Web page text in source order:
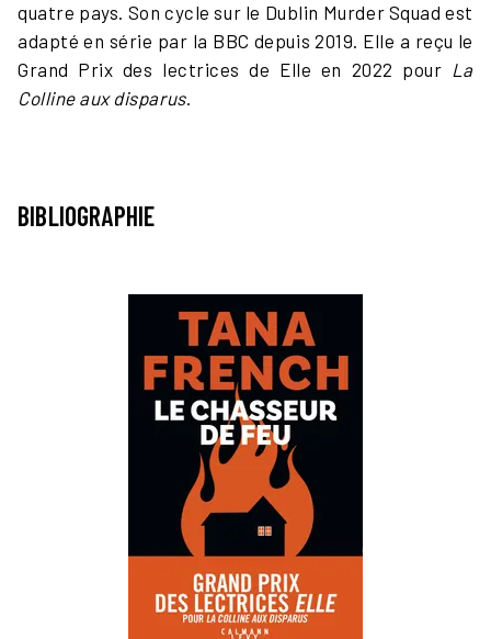
quatre pays. Son cycle sur le Dublin Murder Squad est
adapté en série par la BBC depuis 2019. Elle a reçu le
Grand Prix des lectrices de Elle en 2022 pour La
Colline aux disparus.
BIBLIOGRAPHIE